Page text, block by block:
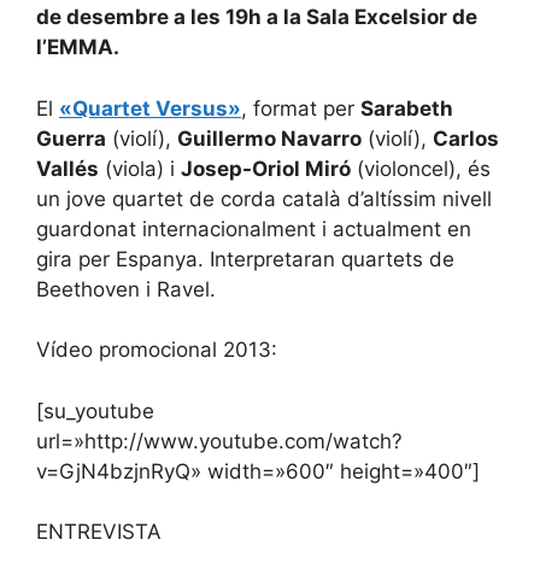
de desembre a les 19h a la Sala Excelsior de
l’EMMA.
El «Quartet Versus», format per Sarabeth
Guerra (violí), Guillermo Navarro (violí), Carlos
Vallés (viola) i Josep-Oriol Miró (violoncel), és
un jove quartet de corda català d’altíssim nivell
guardonat internacionalment i actualment en
gira per Espanya. Interpretaran quartets de
Beethoven i Ravel.
Vídeo promocional 2013:
[su_youtube
url=»http://www.youtube.com/watch?
v=GjN4bzjnRyQ» width=»600″ height=»400″]
ENTREVISTA